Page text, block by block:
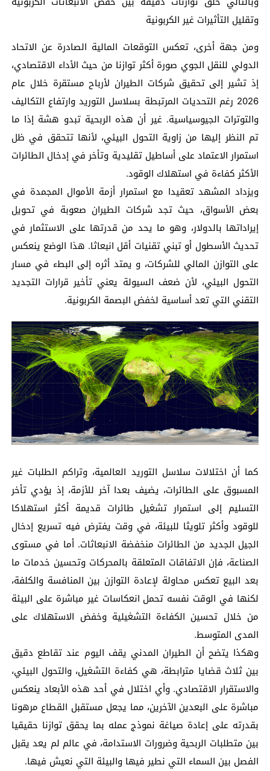
وتقليل التأثيرات غير الكربونية
ومن جهة أخرى، تعكس التوقعات المالية الصادرة عن الاتحاد
الدولي للنقل الجوي صورة أكثر توازنا من حيث الأداء الاقتصادي،
إذ تشير إلى تحقيق شركات الطيران لأرباح مستقرة خلال عام
2026 رغم التحديات المرتبطة بسلاسل التوريد وارتفاع التكاليف
والتوترات الجيوسياسية. غير أن هذه الربحية تبدو هشة إذا ما
تم النظر إليها من زاوية التحول البيئي، لأنها تتحقق في ظل
استمرار الاعتماد على أساطيل تقليدية وتأخر في إدخال الطائرات
الأكثر كفاءة في استهلاك الوقود.
ويزداد المشهد تعقيدا مع استمرار أزمة الأموال المجمدة في
بعض الأسواق، حيث تجد شركات الطيران صعوبة في تحويل
إيراداتها بالدولار، وهو ما يحد من قدرتها على الاستثمار في
تحديث الأسطول أو تبني تقنيات أقل انبعاثا. هذا الوضع ينعكس
على التوازن المالي للشركات، و يمتد أثره إلى البطء في مسار
التحول البيئي، لأن ضعف السيولة يعني تأخير قرارات التجديد
التقني التي تعد أساسية لخفض البصمة الكربونية.
كما أن اختلالات سلاسل التوريد العالمية، وتراكم الطلبات غير
المسبوق على الطائرات، يضيف بعدا آخر للأزمة، إذ يؤدي تأخر
التسليم إلى استمرار تشغيل طائرات قديمة أكثر استهلاكا
للوقود وأكثر تلويثا للبيئة، في وقت يفترض فيه تسريع إدخال
الجيل الجديد من الطائرات منخفضة الانبعاثات. أما في مستوى
الصناعة، فإن الاتفاقات المتعلقة بالمحركات وتحسين خدمات ما
بعد البيع تعكس محاولة لإعادة التوازن بين المنافسة والكلفة،
لكنها في الوقت نفسه تحمل انعكاسات غير مباشرة على البيئة
من خلال تحسين الكفاءة التشغيلية وخفض الاستهلاك على
المدى المتوسط.
وهكذا يتضح أن الطيران المدني يقف اليوم عند تقاطع دقيق
بين ثلاث قضايا مترابطة، هي كفاءة التشغيل، والتحول البيئي،
والاستقرار الاقتصادي. وأي اختلال في أحد هذه الأبعاد ينعكس
مباشرة على البعدين الآخرين، مما يجعل مستقبل القطاع مرهونا
بقدرته على إعادة صياغة نموذج عمله بما يحقق توازنا حقيقيا
بين متطلبات الربحية وضرورات الاستدامة، في عالم لم يعد يقبل
الفصل بين السماء التي نطير فيها والبيئة التي نعيش فيها.